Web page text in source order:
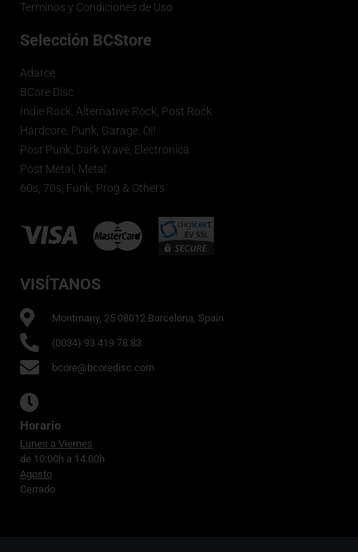
Terminos y Condiciones de Uso
Selección BCStore
Adarce
BCore Disc
Indie Rock, Alternative Rock, Post Rock
Hardcore, Punk, Garage, OI!
Post Punk, Dark Wave, Electrónica
Post Metal, Metal
60s, 70s, Funk, Prog & Others
VISÍTANOS
Montmany, 25 08012 Barcelona, Spain
(0034) 93 419 78 83
bcore@bcoredisc.com
Horario
Lunes a Viernes
de 10:00h a 14:00h
Agosto
Cerrado